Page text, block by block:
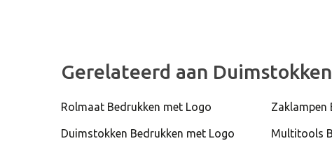
Gerelateerd aan
Rolmaat Bedrukken met Logo
Duimstokken Bedrukken met Logo
Zaklampen
Multitools